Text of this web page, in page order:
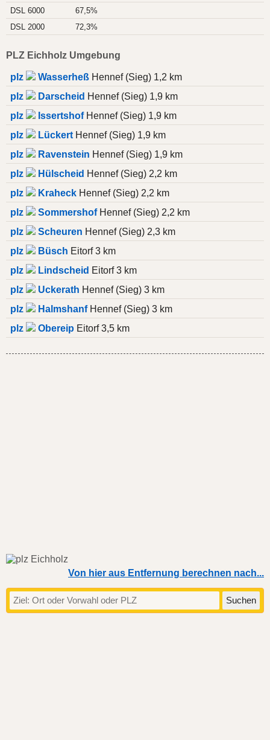
DSL 6000
67,5%
DSL 2000
72,3%
PLZ Eichholz Umgebung
plz Wasserheß Hennef (Sieg) 1,2 km
plz
Darscheid Hennef (Sieg) 1,9 km
plz
IssertshofHennef (Sieg) 1,9 km
plz
Lückert Hennef (Sieg) 1,9 km
plz
Ravenstein Hennef (Sieg) 1,9 km
plz
Hülscheid Hennef (Sieg) 2,2 km
plz
Kraheck Hennef (Sieg) 2,2 km
plz
SommershofHennef (Sieg) 2,2 km
plz
Scheuren Hennef (Sieg) 2,3 km
plz
Büsch Eitorf 3 km
plz
Lindscheid Eitorf 3 km
plz
Uckerath Hennef (Sieg) 3 km
plz
HalmshanfHennef (Sieg) 3 km
plz
Obereip Eitorf 3,5 km
Von hier aus Entfernung berechnen nach...